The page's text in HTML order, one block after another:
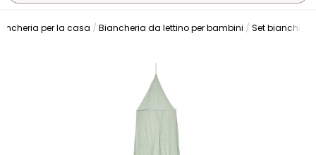
per la casa Biancheria da lettino per bambini Set